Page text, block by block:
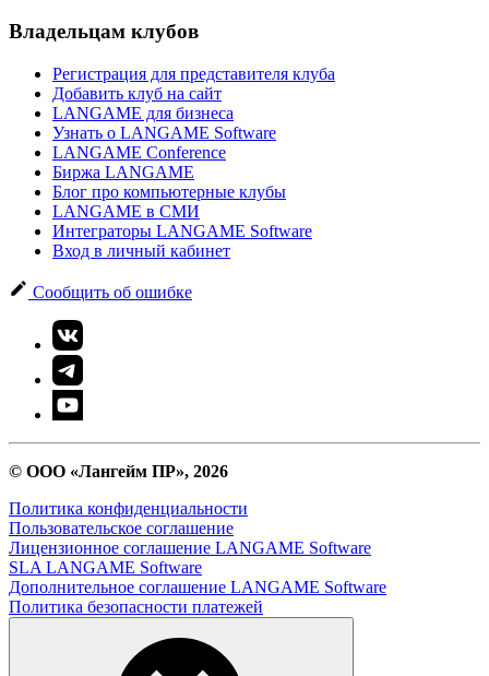
Владельцам клубов
Регистрация для представителя клуба
Добавить клуб на сайт
LANGAME для бизнеса
Узнать о LANGAME Software
LANGAME Conference
Биржа LANGAME
Блог про компьютерные клубы
LANGAME в СМИ
Интеграторы LANGAME Software
Вход в личный кабинет
Сообщить об ошибке
© ООО «Лангейм ПР», 2026
Политика конфиденциальности
Пользовательское соглашение
Лицензионное соглашение LANGAME Software
SLA LANGAME Software
Дополнительное соглашение LANGAME Software
Политика безопасности платежей